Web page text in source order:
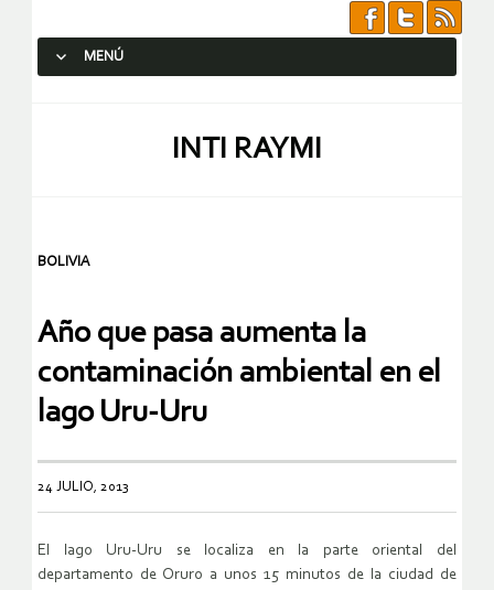
MENÚ
INTI RAYMI
BOLIVIA
Año que pasa aumenta la
contaminación ambiental en el
lago Uru-Uru
24 JULIO, 2013
El lago Uru-Uru se localiza en la parte oriental del
departamento de Oruro a unos 15 minutos de la ciudad de